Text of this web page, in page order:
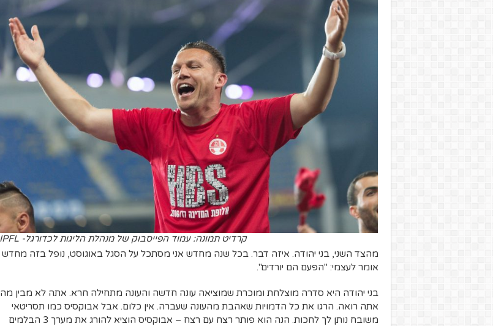
קרדיט תמונה: עמוד הפייסבוק של מנהלת הליגות לכדורגל- IPFL
מהצד השני, בני יהודה. איזה דבר. בכל שנה מחדש אני מסתכל על הסגל באוגוסט, נופל בזה מחדש
אומר לעצמי: "הפעם הם יורדים".
בני יהודה היא סדרה מוצלחת ומוכרת שמוציאה עונה חדשה והעונה מתחילה חרא. אתה לא מבין מה
אתה רואה. הרגו את כל הדמויות שאהבת מהעונה שעברה. אין כלום. אבל אבוקסיס כמו תסריטאי
משובח נותן לך לחכות. הנה הוא פותר רצח עם רצח – אבוקסיס הוציא להורג את מערך 3 הבלמים